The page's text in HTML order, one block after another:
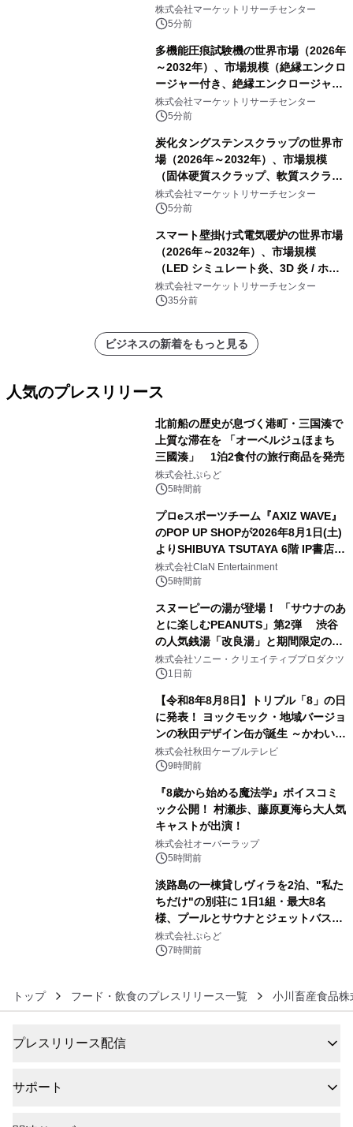
グレード、600～800A グレード、
1000A グレード）・分析レポートを発
株式会社マーケットリサーチセンター
5分前
多機能圧痕試験機の世界市場（2026年
～2032年）、市場規模（絶縁エンクロ
ージャー付き、絶縁エンクロージャー
なし）・分析レポートを発表
株式会社マーケットリサーチセンター
5分前
炭化タングステンスクラップの世界市
場（2026年～2032年）、市場規模
（固体硬質スクラップ、軟質スクラッ
プ、削りくず、研削スラッジ、フィル
ター媒体、微粉、オーバースプレー、
を発表
株式会社マーケットリサーチセンター
5分前
スマート壁掛け式電気暖炉の世界市場
（2026年～2032年）、市場規模
（LED シミュレート炎、3D 炎 / ホロ
グラフィック効果、水ミスト炎）・分
析レポートを発表
株式会社マーケットリサーチセンター
35分前
ビジネスの新着をもっと見る
人気のプレスリリース
北前船の歴史が息づく港町・三国湊で
上質な滞在を 「オーベルジュほまち
三國湊」 1泊2食付の旅行商品を発売
株式会社ぷらど
5時間前
プロeスポーツチーム『AXIZ WAVE』
のPOP UP SHOPが2026年8月1日(土)
よりSHIBUYA TSUTAYA 6階 IP書店で
開催決定！！
株式会社ClaN Entertainment
5時間前
スヌーピーの湯が登場！ 「サウナのあ
とに楽しむPEANUTS」第2弾 渋谷
の人気銭湯「改良湯」と期間限定のコ
ラボレーション サウナイキタイコラ
ボグッズも発売決定！
株式会社ソニー・クリエイティブプロダクツ
1日前
【令和8年8月8日】トリプル「8」の日
に発表！ ヨックモック・地域バージョ
ンの秋田デザイン缶が誕生 ～かわいい
秋田犬の子犬と秋田の四季と名所を巡
るパッケージ～ 9月1日(火)秋田県内で
株式会社秋田ケーブルテレビ
9時間前
『8歳から始める魔法学』ボイスコミ
ック公開！ 村瀬歩、藤原夏海ら大人気
キャストが出演！
株式会社オーバーラップ
5時間前
淡路島の一棟貸しヴィラを2泊、"私た
ちだけ"の別荘に 1日1組・最大8名
様、プールとサウナとジェットバス付
きで Villa Mon Temps AWAJIの連泊
素泊りプラン
株式会社ぷらど
7時間前
トップ フード・飲食のプレスリリース一覧 小川畜産食品株
プレスリリース配信
サポート